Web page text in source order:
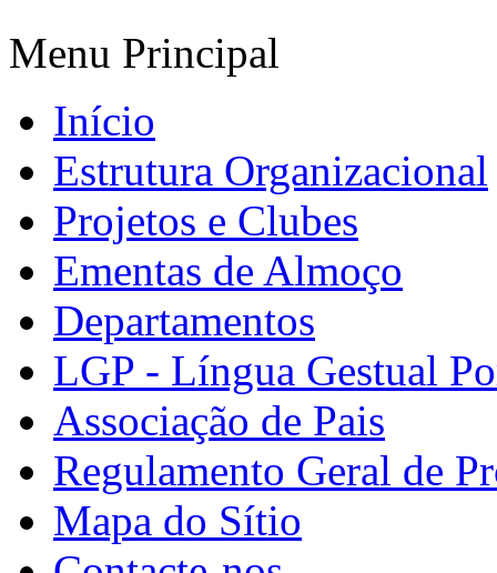
Menu Principal
Início
Estrutura Organizacional
Projetos e Clubes
Ementas de Almoço
Departamentos
LGP - Língua Gestual
Associação de Pais
Regulamento Geral de
Mapa do Sítio